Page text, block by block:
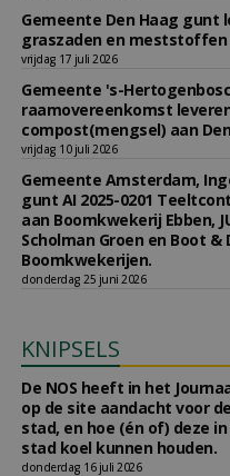
Gemeente Den Haag gunt
graszaden en meststoffen
vrijdag 17 juli 2026
Gemeente 's-
raamovereenkomst
compost(mengsel) aan
vrijdag 10 juli 2026
Gemeente Amsterdam,
gunt AI 2025-0201
aan Boomkwekerij Ebben,
Scholman Groen en Boot &
Boomkwekerijen.
donderdag 25 juni 2026
KNIPSELS
De NOS heeft in het
op de site aandacht voor
stad, en hoe (én of) deze
stad koel kunnen houden.
donderdag 16 juli 2026